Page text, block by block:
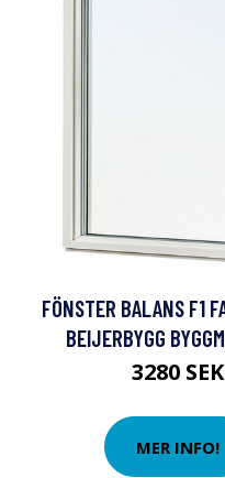
FÖNSTER BALANS F1
BEIJERBYGG
3280 SEK
MER INFO!